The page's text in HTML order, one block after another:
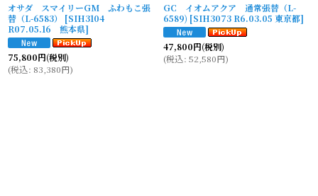
オサダ スマイリーGM ふわもこ張
替（L-6583）
[SIH3104
R07.05.16 熊本県]
75,800円(税別)
(税込: 83,380円)
GC イオムアクア 通常張替（L-
6589) [SIH3073 R6.03.05 東京都]
47,800円(税別)
(税込: 52,580円)